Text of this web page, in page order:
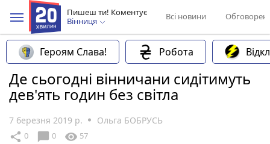
Пишеш ти! Коментує
Вінниця
Всі новини
Героям Слава! Робота
Де сьогодні вінничани сидітимуть
дев'ять годин без світла
7 березня 2019 р. Ольга БОБРУСЬ
share 0 chat_bubble 0 visibility 57